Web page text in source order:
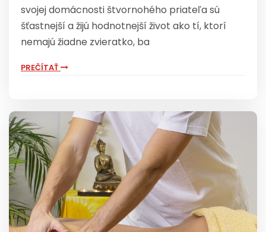
svojej domácnosti štvornohého priateľa sú
šťastnejší a žijú hodnotnejší život ako tí, ktorí
nemajú žiadne zvieratko, ba
PREČÍTAŤ